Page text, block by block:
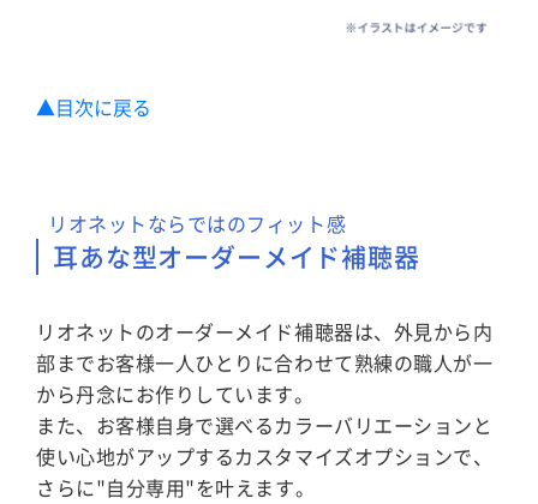
▲目次に戻る
リオネットならではのフィット感
耳あな型オーダーメイド補聴器
リオネットのオーダーメイド補聴器は、外見から内
部までお客様一人ひとりに合わせて熟練の職人が一
から丹念にお作りしています。
また、お客様自身で選べるカラーバリエーションと
使い心地がアップするカスタマイズオプションで、
さらに"自分専用"を叶えます。